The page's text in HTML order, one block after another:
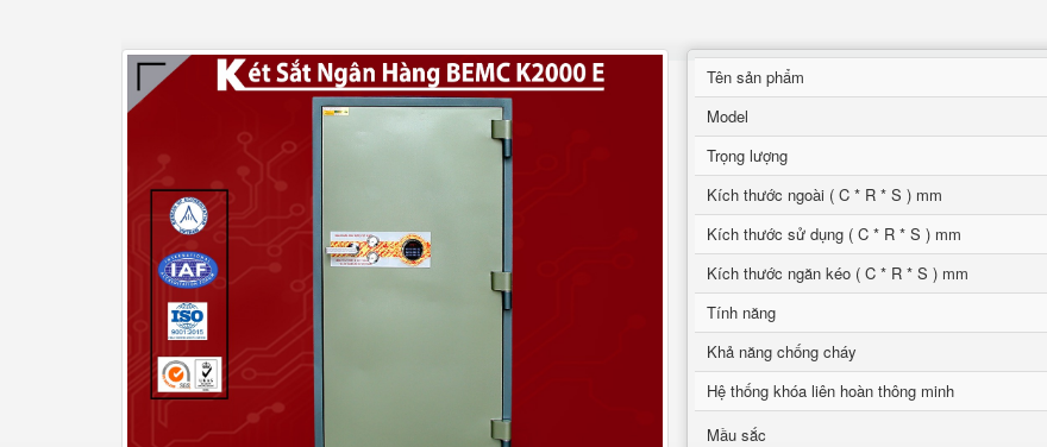
Tên sản phẩm
Model
Trọng lượng
Kích thước ngoài ( C * R * S ) mm
Kích thước sử dụng ( C * R * S ) mm
Kích thước ngăn kéo ( C * R * S ) mm
Tính năng
Khả năng chống cháy
Hệ thống khóa liên hoàn thông minh
Mầu sắc